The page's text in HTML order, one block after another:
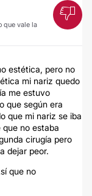
que vale la
estética, pero no
mi nariz quedo
me estuvo
que según era
que mi nariz se iba
no estaba
cirugía pero
dejar peor.
que no